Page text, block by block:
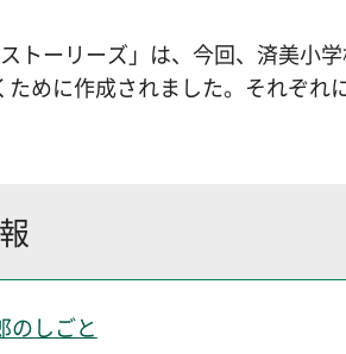
ストーリーズ」は、今回、済美小
ために作成されました。それぞ
のしごと